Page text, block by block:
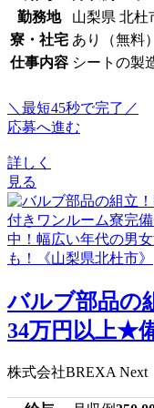
勤務地
山梨県 北杜
寮・社宅 あり（無料）
仕事内容 シートの製
＼最短45秒で完了／
応募へ進む
詳しく
見る
バルブ部品の
34万円以上★
株式会社BREXA Next